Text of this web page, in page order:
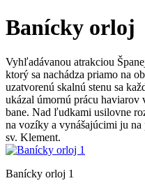
Banícky orloj
Vyhľadávanou atrakciou
ktorý sa nachádza priamo na
uzatvorenú skalnú stenu sa
ukázal úmornú prácu haviarov
bane. Nad ľudkami usilovne
na vozíky a vynášajúcimi ju na
sv. Klement.
Banícky orloj 1